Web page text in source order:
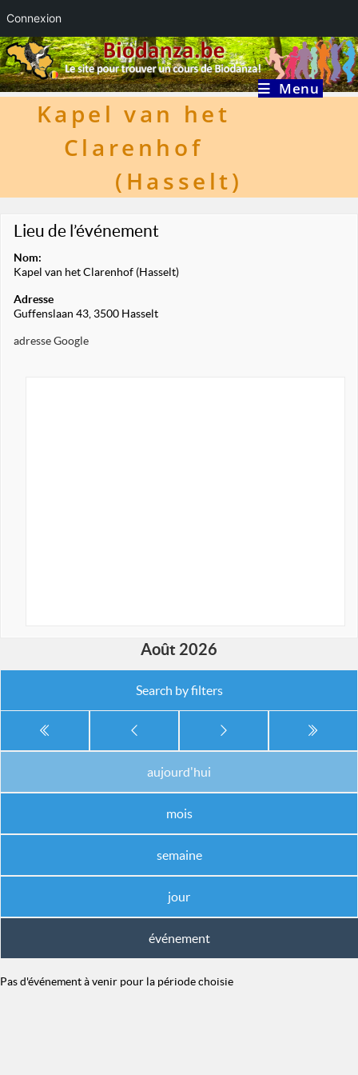
Connexion
Skip
to
content
Menu
Kapel van het
Clarenhof
(Hasselt)
Lieu de l’événement
Nom:
Kapel van het Clarenhof (Hasselt)
Adresse
Guffenslaan 43, 3500 Hasselt
adresse Google
Août 2026
Search by filters
aujourd'hui
mois
semaine
jour
événement
Pas d'événement à venir pour la période choisie